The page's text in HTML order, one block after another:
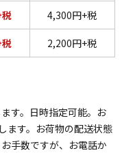
4,300円+税
2,200円+税
す。日時指定可能。お
ます。お荷物の配送状態
手数ですが、お電話か